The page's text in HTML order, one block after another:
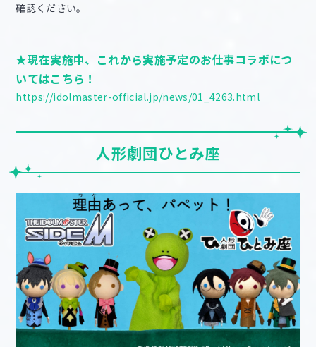
確認ください。
★現在実施中、これから実施予定のお仕事コラボにつ
いてはこちら！
https://idolmaster-official.jp/news/01_4263.html
人形劇団ひとみ座